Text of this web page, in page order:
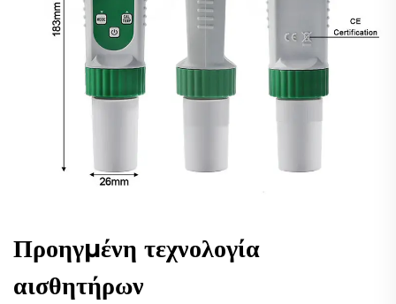
Προηγμένη τεχνολογία
αισθητήρων